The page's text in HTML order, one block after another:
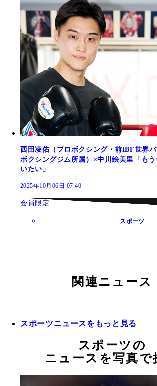
西田凌佑（プロボクシング・前IBF世界
ボクシングジム所属）×中川絵美里「も
いたい」
2025年10月06日 07:40
会員限定
スポーツ
関連ニュース
スポーツニュースをもっと見る
スポーツの
ニュースを写真で